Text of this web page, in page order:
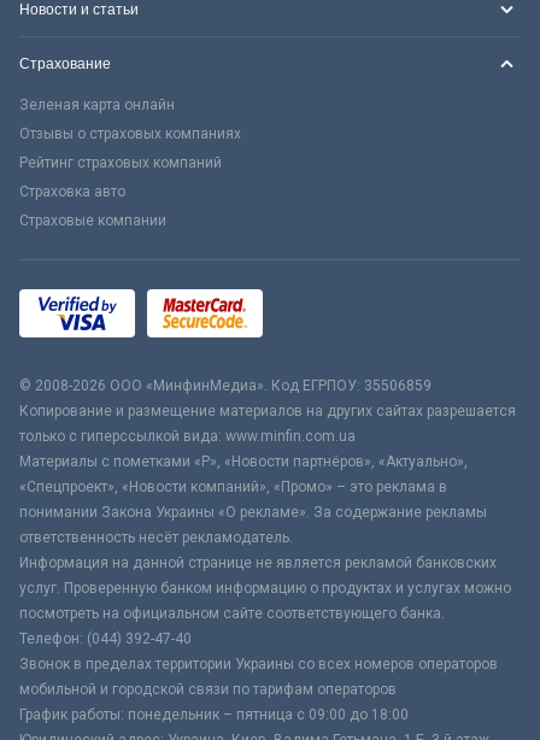
Новости и статьи
Страхование
Зеленая карта онлайн
Отзывы о страховых компаниях
Рейтинг страховых компаний
Страховка авто
Страховые компании
© 2008-2026 ООО «МинфинМедиа». Код ЕГРПОУ: 35506859
Копирование и размещение материалов на других сайтах разрешается
только с гиперссылкой вида: www.minfin.com.ua
Материалы с пометками «Р», «Новости партнёров», «Актуально»,
«Спецпроект», «Новости компаний», «Промо» – это реклама в
понимании Закона Украины «О рекламе». За содержание рекламы
ответственность несёт рекламодатель.
Информация на данной странице не является рекламой банковских
услуг. Проверенную банком информацию о продуктах и услугах можно
посмотреть на официальном сайте соответствующего банка.
Телефон: (044) 392-47-40
Звонок в пределах территории Украины со всех номеров операторов
мобильной и городской связи по тарифам операторов
График работы: понедельник – пятница с 09:00 до 18:00